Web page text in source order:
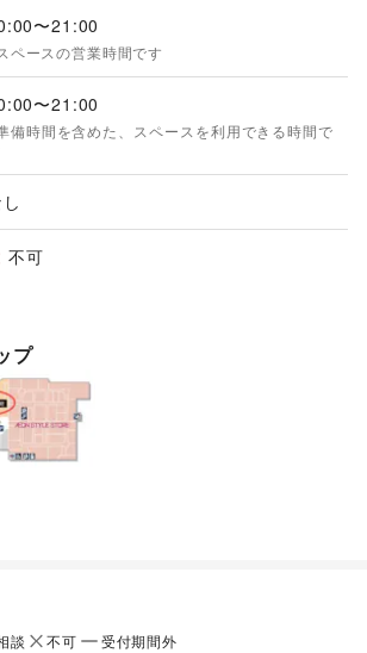
〜21:00
ペースの営業時間です
〜21:00
備時間を含めた、スペースを利用できる時間で
不可
プ
談 不可 受付期間外